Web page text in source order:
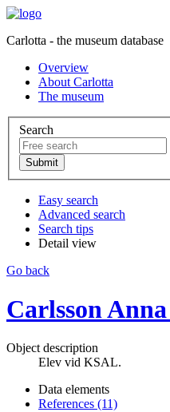
Carlotta - the museum database
Overview
About Carlotta
The museum
Search
Easy search
Advanced search
Search tips
Detail view
Go back
Carlsson
Object description
Elev vid KSAL.
Data elements
References (11)